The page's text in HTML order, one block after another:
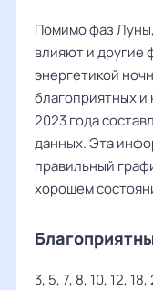
Помимо фаз
влияют и другие
энергетикой
благоприятных и
2023 года
данных. Эта
правильный
хорошем
3, 5, 7, 8, 10, 12,